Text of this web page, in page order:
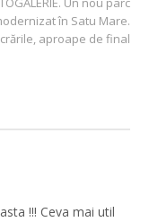
în Satu Mare.
aproape de final
!!! Ceva mai util